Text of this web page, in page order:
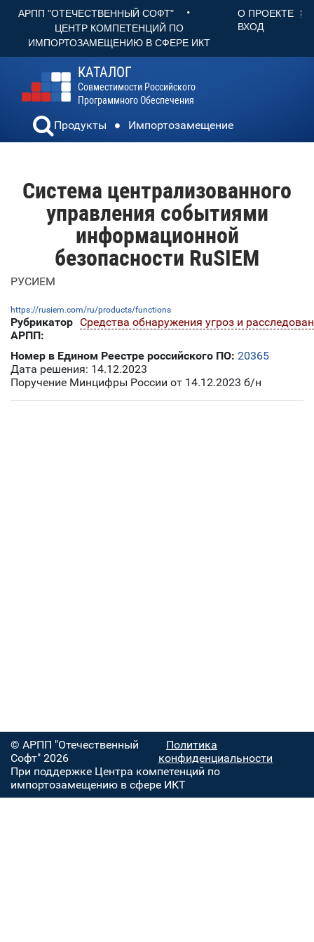
АРПП "ОТЕЧЕСТВЕННЫЙ СОФТ" •
ЦЕНТР КОМПЕТЕНЦИЙ ПО
ИМПОРТОЗАМЕЩЕНИЮ В СФЕРЕ ИКТ
О ПРОЕКТЕ
ВХОД
КАТАЛОГ
Совместимости Российского
Программного Обеспечения
Продукты Импортозамещение
Система централизованного
управления событиями
информационной
безопасности RuSIEM
РУСИЕМ
https://rusiem.com/ru/products/functions
Рубрикатор
АРПП:
Средства обнаружения угроз и
Номер в Едином Реестре российского ПО: 20365
Дата решения: 14.12.2023
Поручение Минцифры России от 14.12.2023 б/н
© АРПП "Отечественный
Софт" 2026
Политика
конфиденциальности
При поддержке Центра компетенций по
импортозамещению в сфере ИКТ